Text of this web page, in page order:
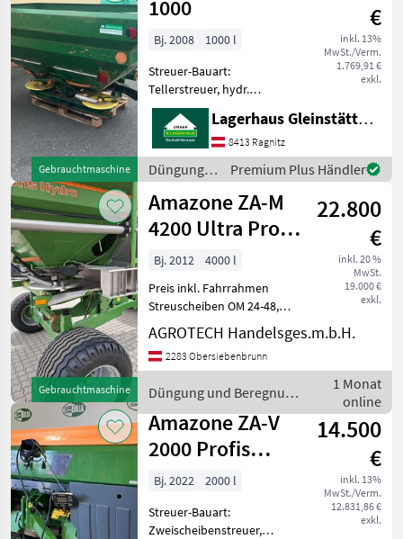
Gebrauchtmaschine
1000
€
inkl. 13%
MwSt./Verm.
1.769,91 €
exkl.
Bj. 2008
1000 l
Streuer-Bauart:
Tellerstreuer, hydr.
Betätigung,
Streumengenverstellung
Amazone Düngerstreuer
Hydraulische Betätigung
mit Aufsatz Beleuchtung
Gelenkwelle Düngung u
Lagerhaus Gleinstätten-Ehrenhausen-Wies eGen
8413 Ragnitz
Düngung
und
Beregnung
/ Amazone
Premium Plus Händler
Gebrauchtmaschine
Amazone ZA-M
4200 Ultra Profis
Hydro
22.800
€
inkl. 20 %
MwSt.
19.000 €
exkl.
Bj. 2012
4000 l
Preis inkl. Fahrrahmen
Streuscheiben OM 24-48,
Hydroantrieb, Plane,
Amatron3 mit GPS SC
Freischaltung Düngung und
Mineraldüngerstreuer/Wiegestreuer
AGROTECH Handelsges.m.b.H.
2283 Obersiebenbrunn
Düngung und Beregnung
/ Amazone
1 Monat
online
Amazone ZA-V
2000 Profis
Control -
14.500
€
inkl. 13%
MwSt./Verm.
12.831,86 €
exkl.
Bj. 2022
2000 l
Streuer-Bauart:
Zweischeibenstreuer,